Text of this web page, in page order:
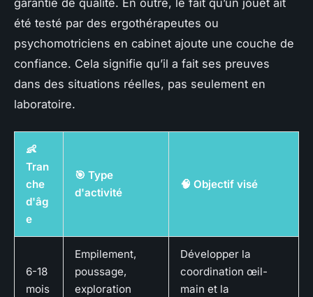
garantie de qualité. En outre, le fait qu’un jouet ait
été testé par des ergothérapeutes ou
psychomotriciens en cabinet ajoute une couche de
confiance. Cela signifie qu’il a fait ses preuves
dans des situations réelles, pas seulement en
laboratoire.
👶
Tran
che
d'âg
e
🎯 Type
d'activité
🧠 Objectif visé
6-18
mois
Empilement,
poussage,
exploration
Développer la
coordination œil-
main et la